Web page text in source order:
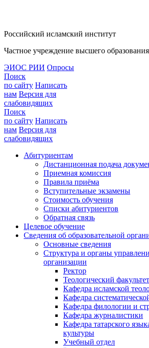
Российский исламский институт
Частное учреждение высшего образования
ЭИОС РИИ Опросы
Поиск
по сайту Написать
нам Версия для
слабовидящих
Поиск
по сайту Написать
нам Версия для
слабовидящих
Абитуриентам
Дистанционная подача
Приемная комиссия
Правила приёма
Вступительные экзамены
Стоимость обучения
Списки абитуриентов
Обратная связь
Целевое обучение
Сведения об образовательной
Основные сведения
Структура и органы
организации
Ректор
Теологический факультет
Кафедра исламской
Кафедра
Кафедра филологии и
Кафедра журналистики
Кафедра татарского
культуры
Учебный отдел